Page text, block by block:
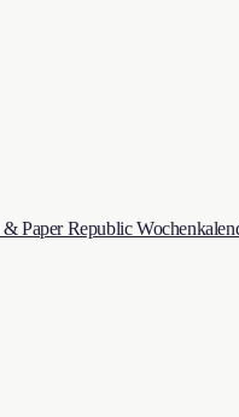
Paper Republic